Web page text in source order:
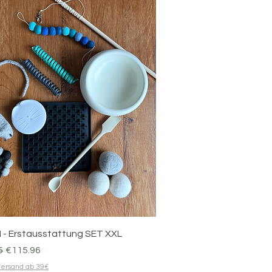
Quick View
- Erstausstattung SET XXL
Price
Sale Price
€115.96
ab 39€